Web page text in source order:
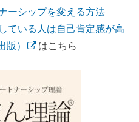
ーシップを変える方法
ている人は自己肯定感が高
版）
はこちら